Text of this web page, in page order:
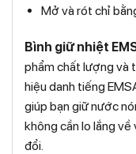
Mở và rót chỉ
Bình giữ nhiệt
phẩm chất lượng và
hiệu danh tiếng
giúp bạn giữ nước
không cần lo lắng
đổi.